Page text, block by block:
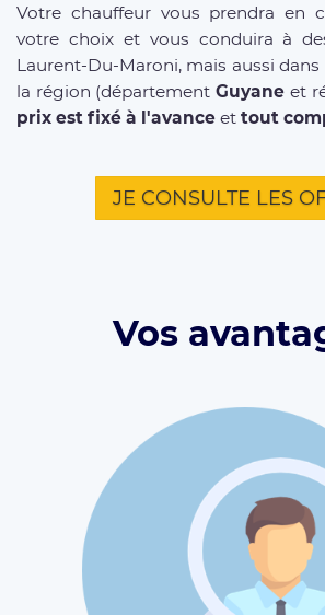
Votre chauffeur vous prendra en
votre choix et vous conduira à
Laurent-Du-Maroni, mais aussi
la région (départementGuyane et
prix est fixé à l'avance et tout
JE CONSULTE LES
Vos